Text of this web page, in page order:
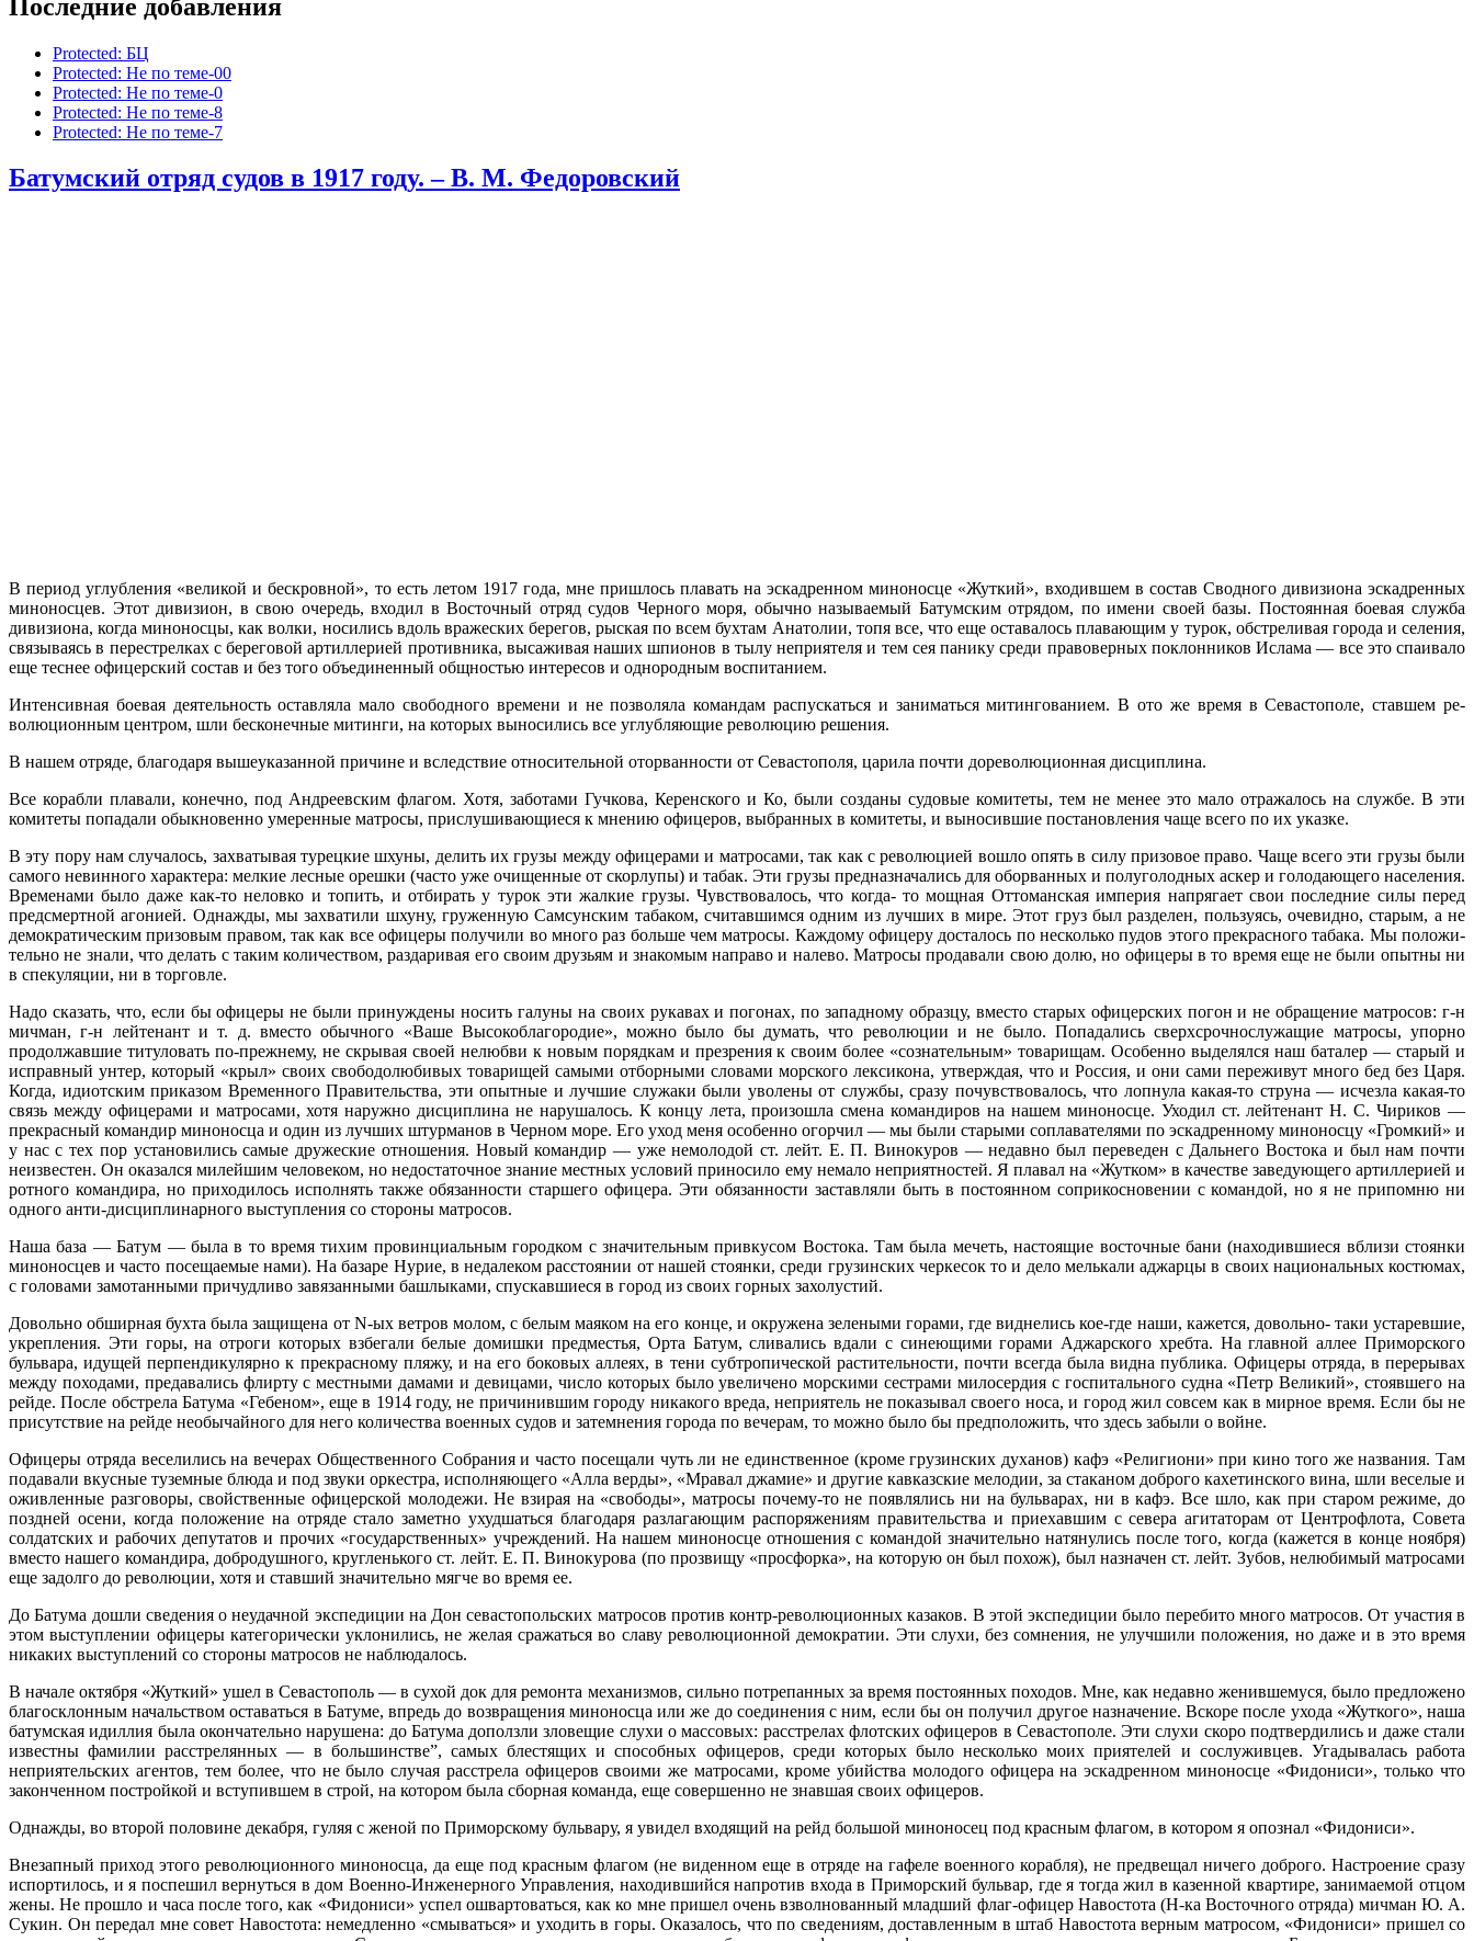
Последние добавления
Protected: БЦ
Protected: Не по теме-00
Protected: Не по теме-0
Protected: Не по теме-8
Protected: Не по теме-7
Батумский отряд судов в 1917 году. – В. М. Федоровский
В период углубления «великой и бескров­ной», то есть летом 1917 года, мне пришлось плавать на эскадренном миноносце «Жуткий», входившем в состав Сводного дивизиона эс­кадренных
миноносцев. Этот дивизион, в свою очередь, входил в Восточный отряд судов Чер­ного моря, обычно называемый Батумским от­рядом, по имени своей базы. Постоянная бое­вая служба
дивизиона, когда миноносцы, как волки, носились вдоль вражеских берегов, ры­ская по всем бухтам Анатолии, топя все, что еще оставалось плавающим у турок, обстрели­вая города и селения,
связываясь в перестрел­ках с береговой артиллерией противника, вы­саживая наших шпионов в тылу неприятеля и тем сея панику среди правоверных поклонни­ков Ислама — все это спаивало
еще теснее офицерский состав и без того объединенный общностью интересов и однородным воспита­нием.
Интенсивная боевая деятельность оставляла мало свободного времени и не позволяла командам распускаться и заниматься митинговани­ем. В ото же время в Севастополе, ставшем ре­
волюционным центром, шли бесконечные ми­тинги, на которых выносились все углубляю­щие революцию решения.
В нашем отряде, благодаря вышеуказанной причине и вследствие относительной оторван­ности от Севастополя, царила почти дореволю­ционная дисциплина.
Все корабли плавали, конечно, под Андре­евским флагом. Хотя, заботами Гучкова, Керен­ского и Ко, были созданы судовые комитеты, тем не менее это мало отражалось на службе. В эти
комитеты попадали обыкновенно умерен­ные матросы, прислушивающиеся к мнению офицеров, выбранных в комитеты, и выносив­шие постановления чаще всего по их указке.
В эту пору нам случалось, захватывая ту­рецкие шхуны, делить их грузы между офице­рами и матросами, так как с революцией вошло опять в силу призовое право. Чаще всего эти грузы были
самого невинного характера: мелкие лесные орешки (часто уже очищенные от скорлупы) и табак. Эти грузы предназначались для оборванных и полуголодных аскер и голо­дающего населения.
Временами было даже как-то неловко и топить, и отбирать у турок эти жалкие грузы. Чувствовалось, что когда- то мощная Оттоманская империя напрягает свои последние силы перед
предсмертной аго­нией. Однажды, мы захватили шхуну, гружен­ную Самсунским табаком, считавшимся одним из лучших в мире. Этот груз был разделен, пользуясь, очевидно, старым, а не
демократи­ческим призовым правом, так как все офицеры получили во много раз больше чем матросы. Каждому офицеру досталось по несколько пу­дов этого прекрасного табака. Мы положи­
тельно не знали, что делать с таким количест­вом, раздаривая его своим друзьям и знако­мым направо и налево. Матросы продавали свою долю, но офицеры в то время еще не бы­ли опытны ни
в спекуляции, ни в торговле.
Надо сказать, что, если бы офицеры не бы­ли принуждены носить галуны на своих рука­вах и погонах, по западному образцу, вместо старых офицерских погон и не обращение мат­росов: г-н
мичман, г-н лейтенант и т. д. вместо обычного «Ваше Высокоблагородие», можно было бы думать, что революции и не было. Попадались сверхсрочнослужащие матросы, упорно
продолжавшие титуловать по-прежнему, не скрывая своей нелюбви к новым порядкам и презрения к своим более «сознательным» то­варищам. Особенно выделялся наш баталер — старый и
исправный унтер, который «крыл» своих свободолюбивых товарищей самыми от­борными словами морского лексикона, утвер­ждая, что и Россия, и они сами переживут мно­го бед без Царя.
Когда, идиотским приказом Временного Правительства, эти опытные и луч­шие служаки были уволены от службы, сразу почувствовалось, что лопнула какая-то стру­на — исчезла какая-то
связь между офицера­ми и матросами, хотя наружно дисциплина не нарушалось. К концу лета, произошла смена ко­мандиров на нашем миноносце. Уходил ст. лей­тенант Н. С. Чириков —
прекрасный командир миноносца и один из лучших штурманов в Чер­ном море. Его уход меня особенно огорчил — мы были старыми соплавателями по эскадрен­ному миноносцу «Громкий» и
у нас с тех пор установились самые дружеские отношения. Новый командир — уже немолодой ст. лейт. Е. П. Винокуров — недавно был переведен с Дальнего Востока и был нам почти
неизвестен. Он оказался милейшим человеком, но недоста­точное знание местных условий приносило ему немало неприятностей. Я плавал на «Жутком» в качестве заведующего артиллерией и
ротно­го командира, но приходилось исполнять так­же обязанности старшего офицера. Эти обя­занности заставляли быть в постоянном сопри­косновении с командой, но я не припомню ни
одного анти-дисциплинарного выступления со стороны матросов.
Наша база — Батум — была в то время ти­хим провинциальным городком с значитель­ным привкусом Востока. Там была мечеть, на­стоящие восточные бани (находившиеся вблизи стоянки
миноносцев и часто посещаемые на­ми). На базаре Нурие, в недалеком расстоянии от нашей стоянки, среди грузинских черкесок то и дело мелькали аджарцы в своих нацио­нальных костюмах,
с головами замотанными причудливо завязанными башлыками, спускав­шиеся в город из своих горных захолустий.
Довольно обширная бухта была защищена от N-ых ветров молом, с белым маяком на его конце, и окружена зелеными горами, где виднелись кое-где наши, кажется, довольно- таки устаревшие,
укрепления. Эти горы, на отроги которых взбегали белые домишки пред­местья, Орта Батум, сливались вдали с синею­щими горами Аджарского хребта. На главной аллее Приморского
бульвара, идущей перпен­дикулярно к прекрасному пляжу, и на его бо­ковых аллеях, в тени субтропической расти­тельности, почти всегда была видна публика. Офицеры отряда, в перерывах
между похода­ми, предавались флирту с местными дамами и девицами, число которых было увеличено мор­скими сестрами милосердия с госпитального судна «Петр Великий», стоявшего на
рейде. После обстрела Батума «Гебеном», еще в 1914 году, не причинившим городу никакого вреда, неприятель не показывал своего носа, и город жил совсем как в мирное время. Если бы не
присутствие на рейде необычайного для него количества военных судов и затемнения горо­да по вечерам, то можно было бы предполо­жить, что здесь забыли о войне.
Офицеры отряда веселились на вечерах Общественного Собрания и часто посещали чуть ли не единственное (кроме грузинских духанов) кафэ «Религиони» при кино того же названия. Там
подавали вкусные туземные блюда и под звуки оркестра, исполняющего «Алла верды», «Мравал джамие» и другие кав­казские мелодии, за стаканом доброго кахетин­ского вина, шли веселые и
оживленные разго­воры, свойственные офицерской молодежи. Не взирая на «свободы», матросы почему-то не появлялись ни на бульварах, ни в кафэ. Все шло, как при старом режиме, до
поздней осени, когда положение на отряде стало заметно ухудшаться благодаря разлагающим распоря­жениям правительства и приехавшим с севера агитаторам от Центрофлота, Совета
солдатских и рабочих депутатов и прочих «государствен­ных» учреждений. На нашем миноносце отно­шения с командой значительно натянулись после того, когда (кажется в конце ноября)
вме­сто нашего командира, добродушного, круг­ленького ст. лейт. Е. П. Винокурова (по про­звищу «просфорка», на которую он был по­хож), был назначен ст. лейт. Зубов, нелюби­мый матросами
еще задолго до революции, хо­тя и ставший значительно мягче во время ее.
До Батума дошли сведения о неудачной экспедиции на Дон севастопольских матросов против контр-революционных казаков. В этой экспедиции было перебито много матросов. От участия в
этом выступлении офицеры катего­рически уклонились, не желая сражаться во славу революционной демократии. Эти слухи, без сомнения, не улучшили положения, но да­же и в это время
никаких выступлений со сто­роны матросов не наблюдалось.
В начале октября «Жуткий» ушел в Сева­стополь — в сухой док для ремонта механиз­мов, сильно потрепанных за время постоянных походов. Мне, как недавно женившемуся, было предложено
благосклонным начальством оста­ваться в Батуме, впредь до возвращения ми­ноносца или же до соединения с ним, если бы он получил другое назначение. Вскоре после ухода «Жуткого», наша
батумская идиллия бы­ла окончательно нарушена: до Батума дополз­ли зловещие слухи о массовых: расстрелах флотских офицеров в Севастополе. Эти слухи скоро подтвердились и даже стали
известны фамилии расстрелянных — в большинстве”, самых блестящих и способных офицеров, сре­ди которых было несколько моих приятелей и сослуживцев. Угадывалась работа
неприятель­ских агентов, тем более, что не было случая расстрела офицеров своими же матросами, кро­ме убийства молодого офицера на эскадренном миноносце «Фидониси», только что
закончен­ном постройкой и вступившем в строй, на ко­тором была сборная команда, еще совершенно не знавшая своих офицеров.
Однажды, во второй половине декабря, гу­ляя с женой по Приморскому бульвару, я уви­дел входящий на рейд большой миноносец под красным флагом, в котором я опознал «Фидо­ниси».
Внезапный приход этого революционного миноносца, да еще под красным флагом (не виденном еще в отряде на гафеле военного ко­рабля), не предвещал ничего доброго. Настро­ение сразу
испортилось, и я поспешил вернуть­ся в дом Военно-Инженерного Управления, на­ходившийся напротив входа в Приморский бульвар, где я тогда жил в казенной квартире, занимаемой отцом
жены. Не прошло и часа по­сле того, как «Фидониси» успел ошвартовать­ся, как ко мне пришел очень взволнованный младший флаг-офицер Навостота (Н-ка Вос­точного отряда) мичман Ю. А.
Сукин. Он пе­редал мне совет Навостота: немедленно «смываться» и уходить в горы. Оказалось, что по сведениям, доставленным в штаб Навостота верным матросом, «Фидониси» пришел со